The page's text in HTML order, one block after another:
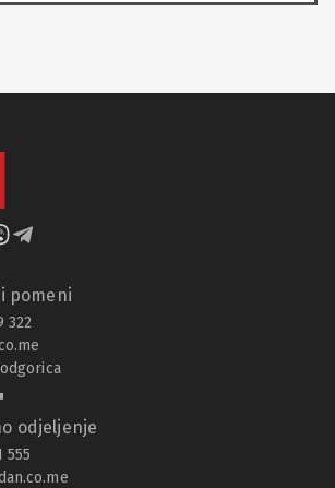
pomeni
322
odjeljenje
555